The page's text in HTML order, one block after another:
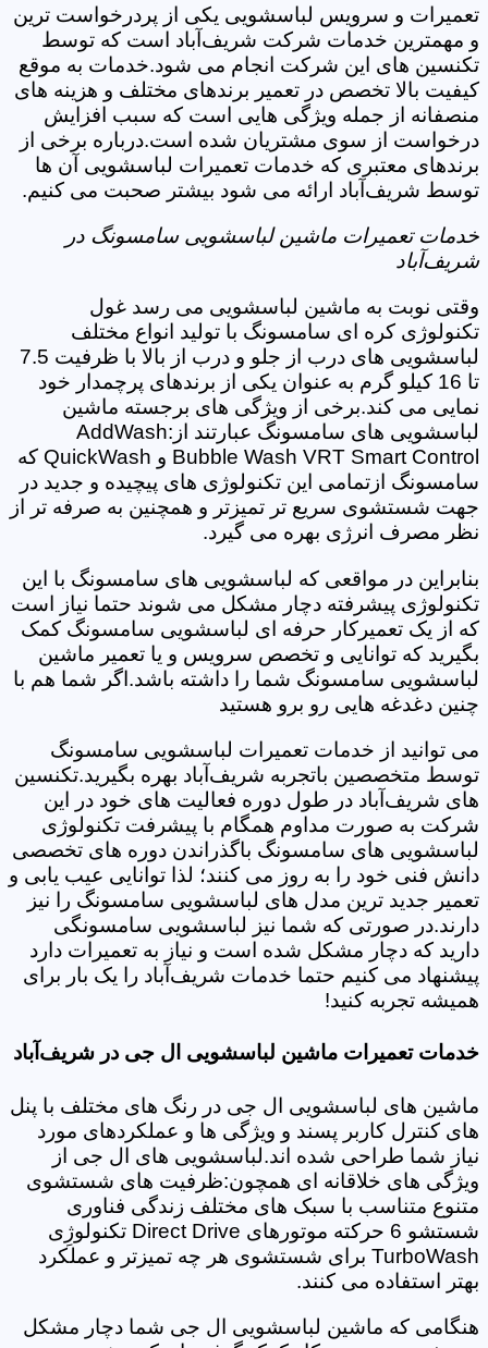
تعمیرات و سرویس لباسشویی یکی از پردرخواست ترین
و مهمترین خدمات شرکت شریف‌آباد است که توسط
تکنسین های این شرکت انجام می شود.خدمات به موقع
کیفیت بالا تخصص در تعمیر برندهای مختلف و هزینه های
منصفانه از جمله ویژگی هایی است که سبب افزایش
درخواست از سوی مشتریان شده است.درباره برخی از
برندهای معتبری که خدمات تعمیرات لباسشویی آن ها
توسط شریف‌آباد ارائه می شود بیشتر صحبت می کنیم.
خدمات تعمیرات ماشین لباسشویی سامسونگ در
شریف‌آباد
وقتی نوبت به ماشین لباسشویی می رسد غول
تکنولوژی کره ای سامسونگ با تولید انواع مختلف
لباسشویی های درب از جلو و درب از بالا با ظرفیت 7.5
تا 16 کیلو گرم به عنوان یکی از برندهای پرچمدار خود
نمایی می کند.برخی از ویژگی های برجسته ماشین
لباسشویی های سامسونگ عبارتند از:AddWash
Bubble Wash VRT Smart Control و QuickWash که
سامسونگ ازتمامی این تکنولوژی های پیچیده و جدید در
جهت شستشوی سریع تر تمیزتر و همچنین به صرفه تر از
نظر مصرف انرژی بهره می گیرد.
بنابراین در مواقعی که لباسشویی های سامسونگ با این
تکنولوژی پیشرفته دچار مشکل می شوند حتما نیاز است
که از یک تعمیرکار حرفه ای لباسشویی سامسونگ کمک
بگیرید که توانایی و تخصص سرویس و یا تعمیر ماشین
لباسشویی سامسونگ شما را داشته باشد.اگر شما هم با
چنین دغدغه هایی رو برو هستید
می توانید از خدمات تعمیرات لباسشویی سامسونگ
توسط متخصصین باتجربه شریف‌آباد بهره بگیرید.تکنسین
های شریف‌آباد در طول دوره فعالیت های خود در این
شرکت به صورت مداوم همگام با پیشرفت تکنولوژی
لباسشویی های سامسونگ باگذراندن دوره های تخصصی
دانش فنی خود را به روز می کنند؛ لذا توانایی عیب یابی و
تعمیر جدید ترین مدل های لباسشویی سامسونگ را نیز
دارند.در صورتی که شما نیز لباسشویی سامسونگی
دارید که دچار مشکل شده است و نیاز به تعمیرات دارد
پیشنهاد می کنیم حتما خدمات شریف‌آباد را یک بار برای
همیشه تجربه کنید!
خدمات تعمیرات ماشین لباسشویی ال جی در شریف‌آباد
ماشین های لباسشویی ال جی در رنگ های مختلف با پنل
های کنترل کاربر پسند و ویژگی ها و عملکردهای مورد
نیاز شما طراحی شده اند.لباسشویی های ال جی از
ویژگی های خلاقانه ای همچون:ظرفیت های شستشوی
متنوع متناسب با سبک های مختلف زندگی فناوری
شستشو 6 حرکته موتورهای Direct Drive تکنولوژِی
TurboWash برای شستشوی هر چه تمیزتر و عملکرد
بهتر استفاده می کنند.
هنگامی که ماشین لباسشویی ال جی شما دچار مشکل